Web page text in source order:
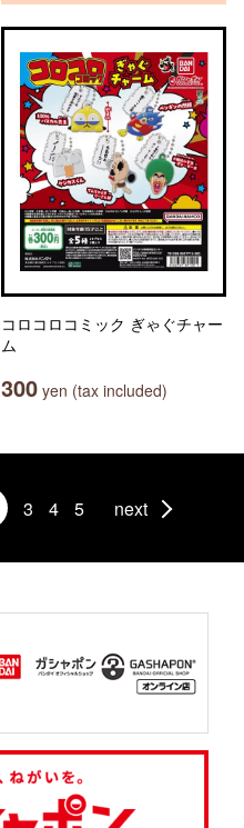
コロコロコミック ぎゃぐチャー
ム
300 yen (tax included)
3 4 5 next